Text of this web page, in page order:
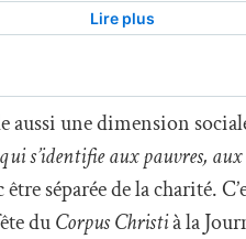
aussi une dimension
s’identifie aux pauvres,
séparée de la charité.
duCorpus Christià la